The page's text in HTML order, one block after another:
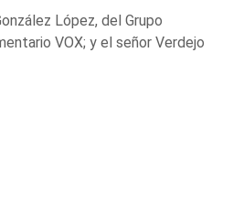
López, del Grupo
VOX; y el señor Verdejo